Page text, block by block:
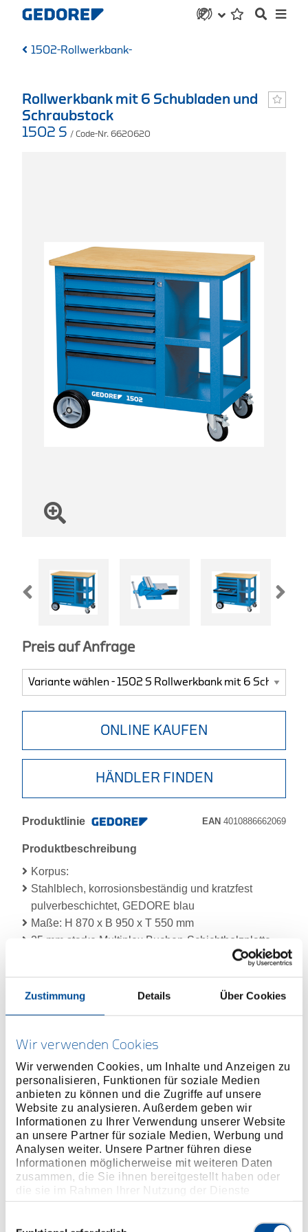
Zustimmung Details Über Cookies
Wir verwenden Cookies
Wir verwenden Cookies, um Inhalte und Anzeigen zu
personalisieren, Funktionen für soziale Medien
anbieten zu können und die Zugriffe auf unsere
Website zu analysieren. Außerdem geben wir
Informationen zu Ihrer Verwendung unserer Website
an unsere Partner für soziale Medien, Werbung und
Analysen weiter. Unsere Partner führen diese
Informationen möglicherweise mit weiteren Daten
zusammen, die Sie ihnen bereitgestellt haben oder
die sie im Rahmen Ihrer Nutzung der Dienste
gesammelt haben. Unsere vollständige
1502-Rollwerkbank-
Rollwerkbank mit 6 Schubladen und
Schraubstock
1502 S / Code-Nr. 6620620
Preis auf Anfrage
ONLINE KAUFEN
HÄNDLER FINDEN
Produktlinie EAN 4010886662069
Produktbeschreibung
Korpus:
Stahlblech, korrosionsbeständig und kratzfest
pulverbeschichtet, GEDORE blau
Maße: H 870 x B 950 x T 550 mm
25 mm starke Multiplex Buchen-Schichtholzplatte,
Oberfläche durch Leinölfirnis zusätzlich geschützt
Große, frei zugängliche Ablagen für sperrige Teile
Sicherheit durch Fersenschutz für Personen
6 breite Schubladen (B 480 x T 400 mm) mit
Vollauszug, herausnehmbar
Sicherheitsverriegelung je Schublade,
Einhandbedienung
Kugelgelagerte Führungsschienen
Individuell bestückbar durch Längs- und Querteiler
(auch einzeln lieferbar)
Tragfähigkeit pro Schublade 40 kg, untere
Schwerlastschublade 60 kg